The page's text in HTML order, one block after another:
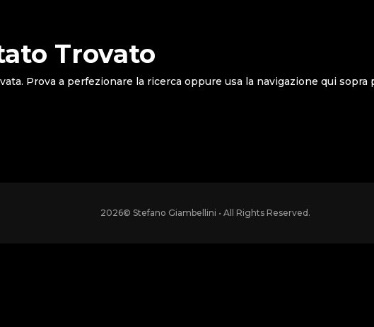
Trovato
Prova a perfezionare la ricerca oppure usa la navigazione qui sopra
2026© Stefano Giambellini • All Rights Reserved.